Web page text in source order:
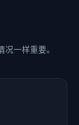
一样重要。